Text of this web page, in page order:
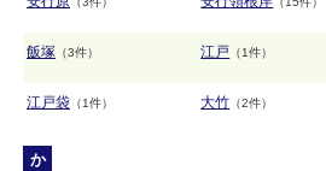
飯塚 （3件） 江戸 （1件）
江戸袋 （1件） 大竹 （2件）
か